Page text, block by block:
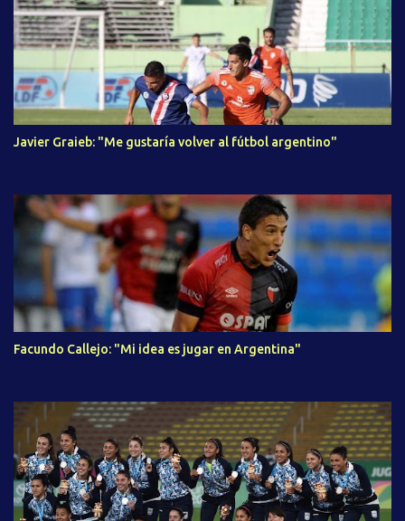
Javier Graieb: "Me gustaría volver al fútbol argentino"
Facundo Callejo: "Mi idea es jugar en Argentina"